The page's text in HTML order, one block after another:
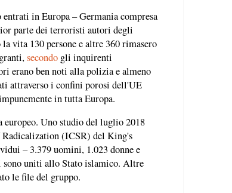
in Europa – Germania compresa
parte dei terroristi autori degli
vita 130 persone e altre 360 rimasero
secondo gli inquirenti
erano ben noti alla polizia e almeno
attraverso i confini porosi dell'UE
in tutta Europa.
Uno studio del luglio 2018
(ICSR) del King's
– 3.379 uomini, 1.023 donne e
uniti allo Stato islamico. Altre
le file del gruppo.